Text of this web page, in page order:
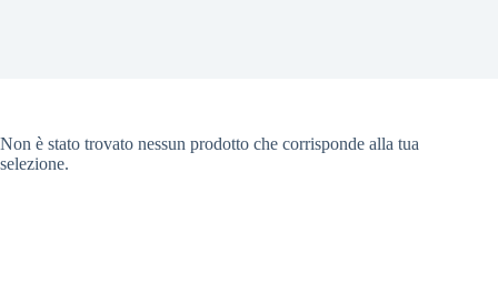
Non è stato trovato nessun prodotto che corrisponde alla tua
selezione.